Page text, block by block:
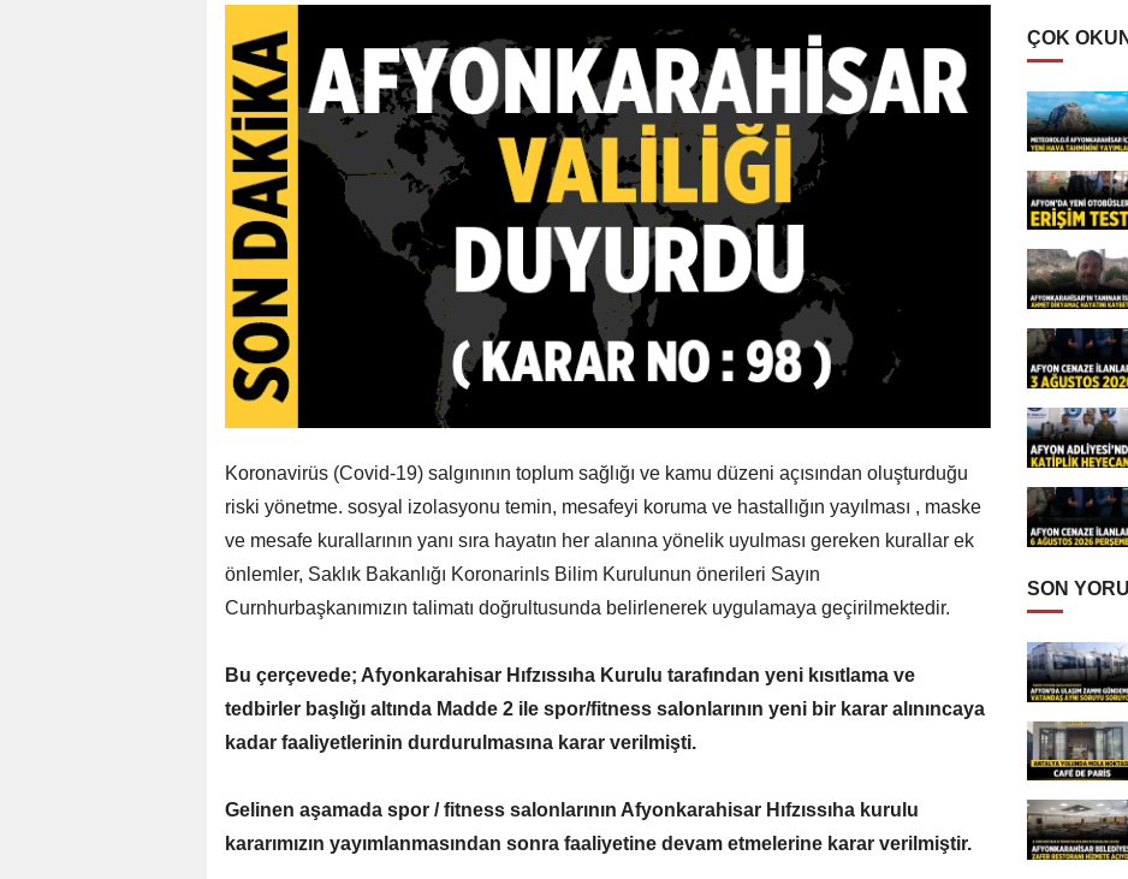
Koronavirüs (Covid-19) salgınının toplum sağlığı ve kamu düzeni açısından oluşturduğu
riski yönetme. sosyal izolasyonu temin, mesafeyi koruma ve hastallığın yayılması , maske
ve mesafe kurallarının yanı sıra hayatın her alanına yönelik uyulması gereken kurallar ek
önlemler, Saklık Bakanlığı Koronarinls Bilim Kurulunun önerileri Sayın
Curnhurbaşkanımızın talimatı doğrultusunda belirlenerek uygulamaya geçirilmektedir.
Bu çerçevede; Afyonkarahisar Hıfzıssıha Kurulu tarafından yeni kısıtlama ve
tedbirler başlığı altında Madde 2 ile spor/fitness salonlarının yeni bir karar alınıncaya
kadar faaliyetlerinin durdurulmasına karar verilmişti.
Gelinen aşamada spor / fitness salonlarının Afyonkarahisar Hıfzıssıha kurulu
kararımızın yayımlanmasından sonra faaliyetine devam etmelerine karar verilmiştir.
ÇOK
SON